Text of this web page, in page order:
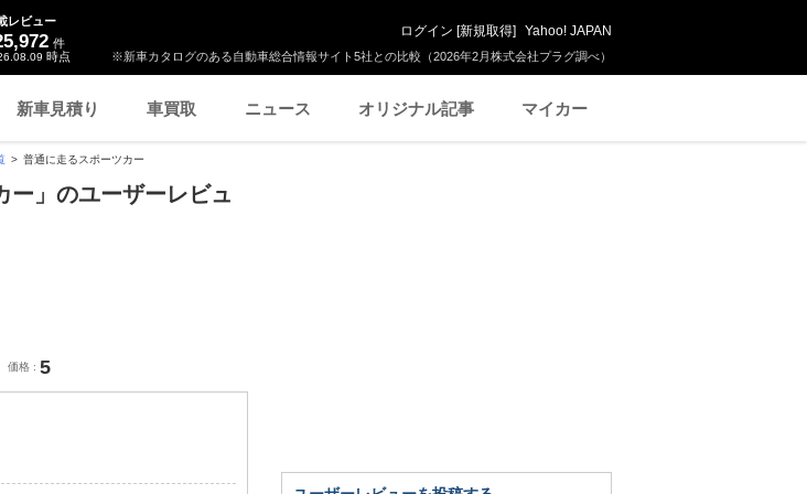
※新車カタログのある自動車総合情報サイト5社との比較（2026年2月株式会社プラグ調べ）
レビュー
件
時点
ログイン [新規取得] Yahoo! JAPAN
新車見積り 車買取 ニュース オリジナル記事 マイカー
普通に走るスポーツカー
ー」のユーザーレビュ
価格 5